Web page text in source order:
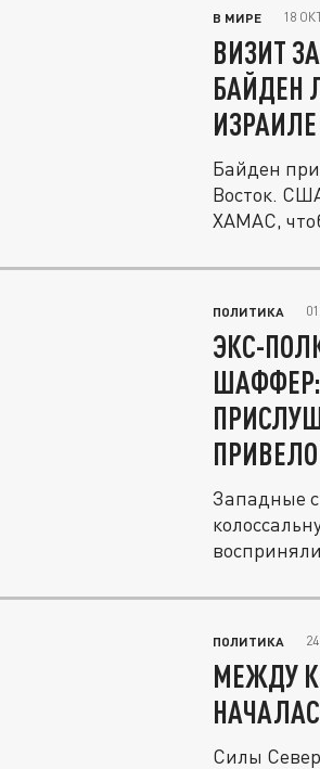
В МИРЕ 18
ВИЗИТ
БАЙДЕН
Байден
Восток.
ХАМАС,
ПОЛИТИКА
ЭКС-
Западные
ПОЛИТИКА
МЕЖДУ
Силы